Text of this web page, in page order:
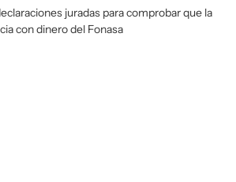
juradas para comprobar que la
con dinero del Fonasa